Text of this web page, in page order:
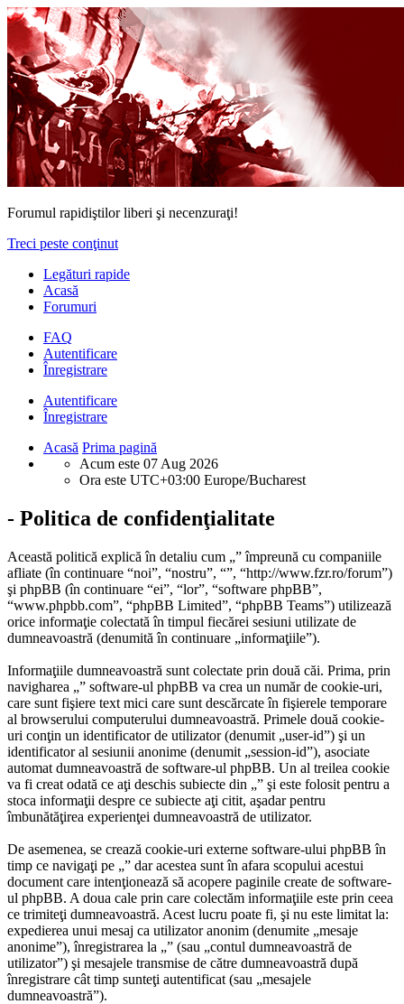
Forumul rapidiştilor liberi şi necenzuraţi!
Treci peste conţinut
Legături rapide
Acasă
Forumuri
FAQ
Autentificare
Înregistrare
Autentificare
Înregistrare
Acasă Prima pagină
Acum este 07 Aug 2026
Ora este UTC+03:00 Europe/Bucharest
- Politica de confidenţialitate
Această politică explică în detaliu cum „” împreună cu companiile
afliate (în continuare “noi”, “nostru”, “”, “http://www.fzr.ro/forum”)
şi phpBB (în continuare “ei”, “lor”, “software phpBB”,
“www.phpbb.com”, “phpBB Limited”, “phpBB Teams”) utilizează
orice informaţie colectată în timpul fiecărei sesiuni utilizate de
dumneavoastră (denumită în continuare „informaţiile”).
Informaţiile dumneavoastră sunt colectate prin două căi. Prima, prin
navigharea „” software-ul phpBB va crea un număr de cookie-uri,
care sunt fişiere text mici care sunt descărcate în fişierele temporare
al browserului computerului dumneavoastră. Primele două cookie-
uri conţin un identificator de utilizator (denumit „user-id”) şi un
identificator al sesiunii anonime (denumit „session-id”), asociate
automat dumneavoastră de software-ul phpBB. Un al treilea cookie
va fi creat odată ce aţi deschis subiecte din „” şi este folosit pentru a
stoca informaţii despre ce subiecte aţi citit, aşadar pentru
îmbunătăţirea experienţei dumneavoastră de utilizator.
De asemenea, se crează cookie-uri externe software-ului phpBB în
timp ce navigaţi pe „” dar acestea sunt în afara scopului acestui
document care intenţionează să acopere paginile create de software-
ul phpBB. A doua cale prin care colectăm informaţiile este prin ceea
ce trimiteţi dumneavoastră. Acest lucru poate fi, şi nu este limitat la:
expedierea unui mesaj ca utilizator anonim (denumite „mesaje
anonime”), înregistrarea la „” (sau „contul dumneavoastră de
utilizator”) şi mesajele transmise de către dumneavoastră după
înregistrare cât timp sunteţi autentificat (sau „mesajele
dumneavoastră”).